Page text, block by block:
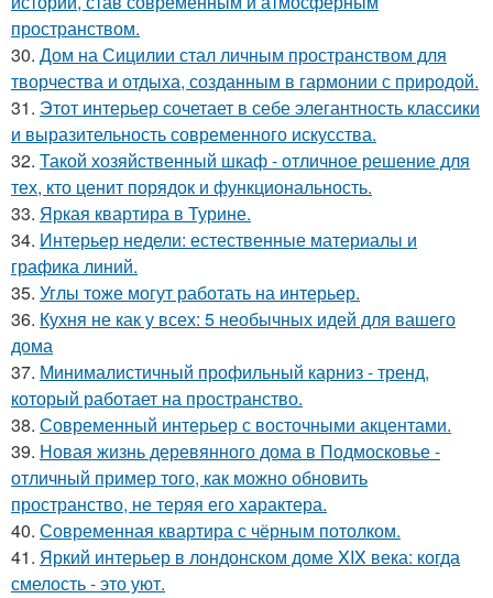
пространством.
30. Дом на Сицилии стал личным пространством для
творчества и отдыха, созданным в гармонии с природой.
31. Этот интерьер сочетает в себе элегантность классики
и выразительность современного искусства.
32. Такой хозяйственный шкаф - отличное решение для
тех, кто ценит порядок и функциональность.
33. Яркая квартира в Турине.
34. Интерьер недели: естественные материалы и
графика линий.
35. Углы тоже могут работать на интерьер.
36. Кухня не как у всех: 5 необычных идей для вашего
дома
37. Минималистичный профильный карниз - тренд,
который работает на пространство.
38. Современный интерьер с восточными акцентами.
39. Новая жизнь деревянного дома в Подмосковье -
отличный пример того, как можно обновить
пространство, не теряя его характера.
40. Современная квартира с чёрным потолком.
41. Яркий интерьер в лондонском доме XIX века: когда
смелость - это уют.